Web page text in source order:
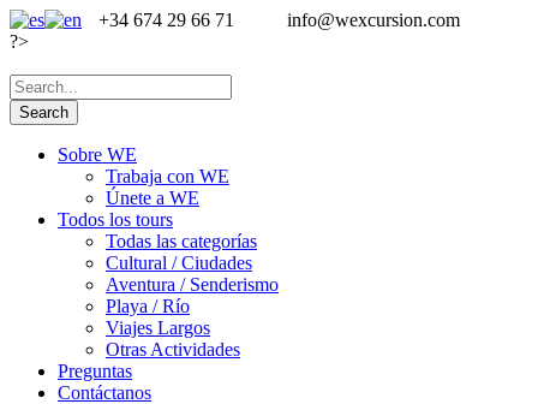
+34 674 29 66 71
info@wexcursion.com
?>
Sobre WE
Trabaja con WE
Únete a WE
Todos los tours
Todas las categorías
Cultural / Ciudades
Aventura / Senderismo
Playa / Río
Viajes Largos
Otras Actividades
Preguntas
Contáctanos